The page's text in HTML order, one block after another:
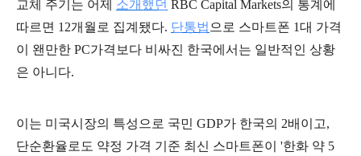
교체 주기는 어제 소개했던 RBC Capital Markets의 통계에
따르면 12개월로 집계됐다. 단통법 으로 스마트폰 1대 가격
이 왠만한 PC가격보다 비싸진 한국에서는 일반적인 상황
은 아니다.
이는 미국시장의 특성으로 국민 GDP가 한국의 2배이고,
단순환율로도 약정 가격 기준 최신 스마트폰이 '한화 약 5